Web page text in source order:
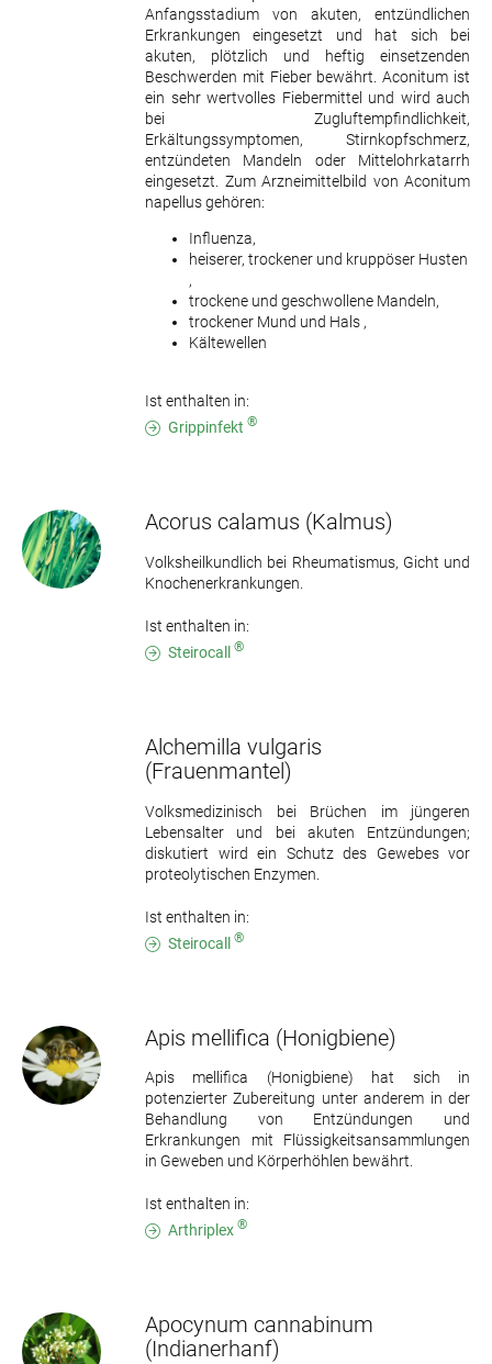
Anfangsstadium von akuten, entzündlichen
Erkrankungen eingesetzt und hat sich bei
akuten, plötzlich und heftig einsetzenden
Beschwerden mit Fieber bewährt. Aconitum ist
ein sehr wertvolles Fiebermittel und wird auch
bei Zugluftempfindlichkeit,
Erkältungssymptomen, Stirnkopfschmerz,
entzündeten Mandeln oder Mittelohrkatarrh
eingesetzt. Zum Arzneimittelbild von Aconitum
napellus gehören:
Influenza,
heiserer, trockener und kruppöser Husten
,
trockene und geschwollene Mandeln,
trockener Mund und Hals ,
Kältewellen
Ist enthalten in:
Grippinfekt ®
Acorus calamus (Kalmus)
Volksheilkundlich bei Rheumatismus, Gicht und
Knochenerkrankungen.
Ist enthalten in:
Steirocall ®
Alchemilla vulgaris
(Frauenmantel)
Volksmedizinisch bei Brüchen im jüngeren
Lebensalter und bei akuten Entzündungen;
diskutiert wird ein Schutz des Gewebes vor
proteolytischen Enzymen.
Ist enthalten in:
Steirocall ®
Apis mellifica (Honigbiene)
Apis mellifica (Honigbiene) hat sich in
potenzierter Zubereitung unter anderem in der
Behandlung von Entzündungen und
Erkrankungen mit Flüssigkeitsansammlungen
in Geweben und Körperhöhlen bewährt.
Ist enthalten in:
Arthriplex ®
Apocynum cannabinum
(Indianerhanf)